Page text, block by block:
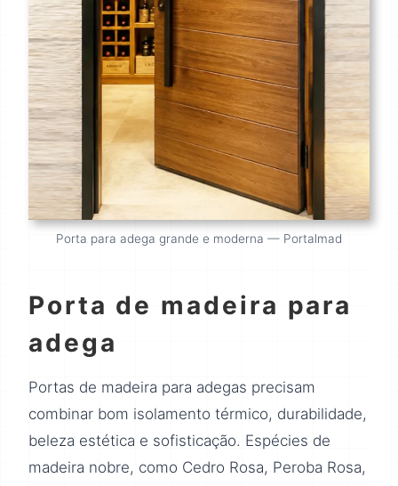
Porta para adega grande e moderna — Portalmad
Porta de madeira para
adega
Portas de madeira para adegas precisam
combinar bom isolamento térmico, durabilidade,
beleza estética e sofisticação. Espécies de
madeira nobre, como Cedro Rosa, Peroba Rosa,